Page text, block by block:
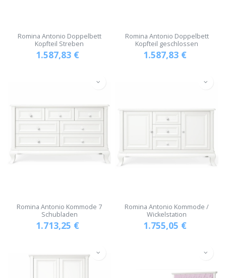
Romina Antonio Doppelbett
Kopfteil Streben
1.587,83€
Romina Antonio Doppelbett
Kopfteil geschlossen
1.587,83€
Romina Antonio Kommode 7
Schubladen
1.713,25 €
Romina Antonio Kommode /
Wickelstation
1.755,05 €